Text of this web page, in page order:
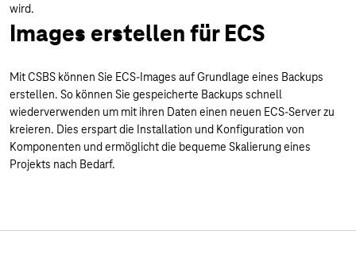
Images erstellen für ECS
Mit CSBS können Sie ECS-Images auf Grundlage eines Backups
erstellen. So können Sie gespeicherte Backups schnell
wiederverwenden um mit ihren Daten einen neuen ECS-Server zu
kreieren. Dies erspart die Installation und Konfiguration von
Komponenten und ermöglicht die bequeme Skalierung eines
Projekts nach Bedarf.